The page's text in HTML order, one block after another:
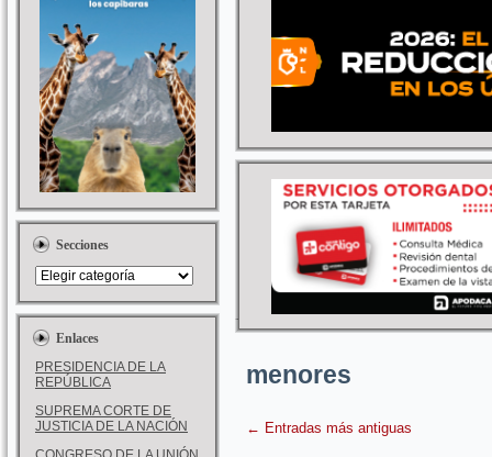
Secciones
Enlaces
PRESIDENCIA DE LA
REPÚBLICA
SUPREMA CORTE DE
JUSTICIA DE LA NACIÓN
menores
← Entradas más antiguas